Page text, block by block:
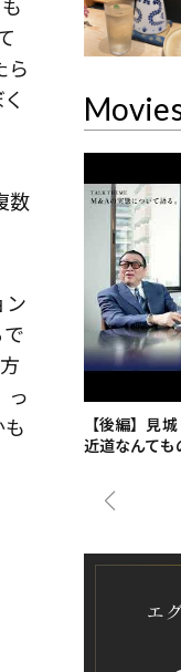
ら
数
ン
っ
た、海最
【後編】見
近道なんて